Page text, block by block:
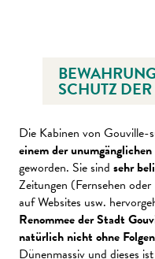
SCHUTZ
Die Kabinen von
einem der
geworden. Sie sind sehr
Zeitungen (Fernsehen
auf Websites usw.
Renommee der Stadt
natürlich nicht ohne
Dünenmassiv und dieses